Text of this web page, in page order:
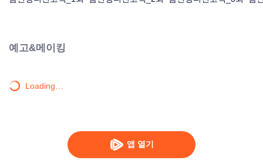
앱 열기
예고&메이킹
Loading…